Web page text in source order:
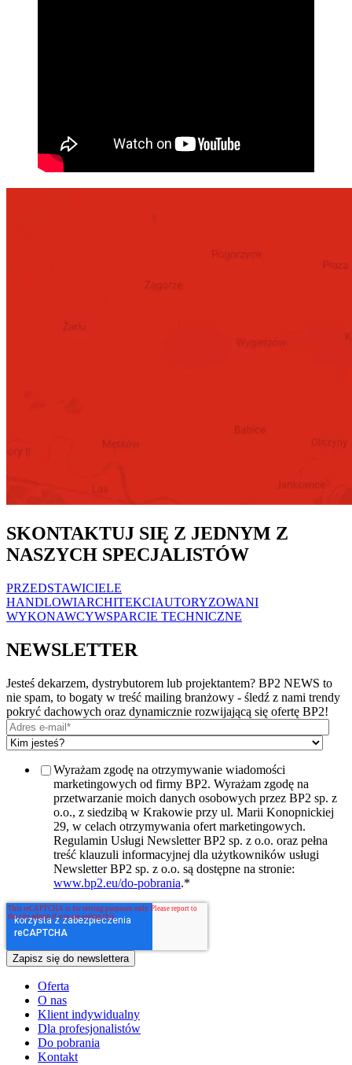
SKONTAKTUJ SIĘ Z JEDNYM Z
NASZYCH SPECJALISTÓW
PRZEDSTAWICIELE
HANDLOWIARCHITEKCIAUTORYZOWANI
WYKONAWCYWSPARCIE TECHNICZNE
NEWSLETTER
Jesteś dekarzem, dystrybutorem lub projektantem? BP2 NEWS to
nie spam, to bogaty w treść mailing branżowy - śledź z nami trendy
pokryć dachowych oraz dynamicznie rozwijającą się ofertę BP2!
Wyrażam zgodę na otrzymywanie wiadomości
marketingowych od firmy BP2. Wyrażam zgodę na
przetwarzanie moich danych osobowych przez BP2 sp. z
o.o., z siedzibą w Krakowie przy ul. Marii Konopnickiej
29, w celach otrzymywania ofert marketingowych.
Regulamin Usługi Newsletter BP2 sp. z o.o. oraz pełna
treść klauzuli informacyjnej dla użytkowników usługi
Newsletter BP2 sp. z o.o. są dostępne na stronie:
www.bp2.eu/do-pobrania.*
Oferta
O nas
Klient indywidualny
Dla profesjonalistów
Do pobrania
Kontakt